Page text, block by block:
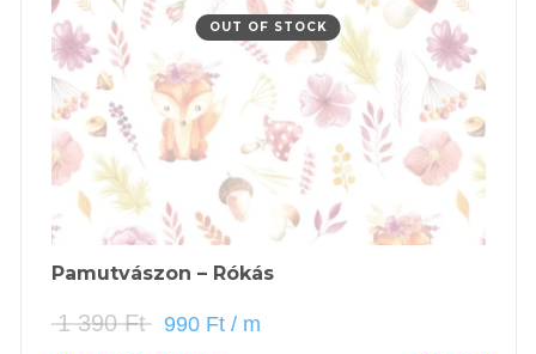
OUT OF STOCK
Pamutvászon – Rókás
1 390Ft 990 Ft / m